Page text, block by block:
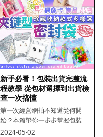
新手必看！包裝出貨完整流
程教學 從包材選擇到出貨檢
查一次搞懂
第一次經營網拍不知道從何開
始？本篇帶你一步步掌握包裝流
程與出貨前檢查重點。
2024-05-02